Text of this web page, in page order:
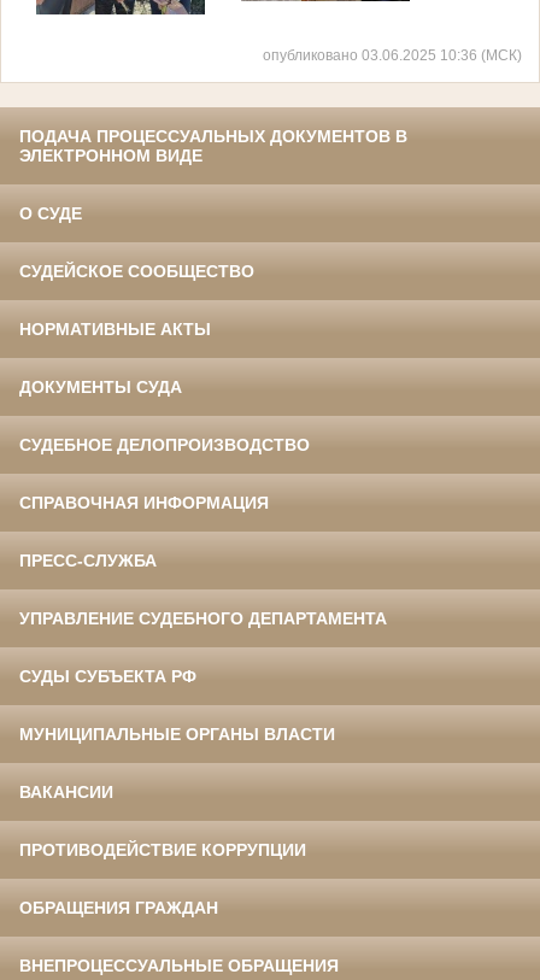
опубликовано 03.06.2025 10:36 (МСК)
ПОДАЧА ПРОЦЕССУАЛЬНЫХ ДОКУМЕНТОВ В
ЭЛЕКТРОННОМ ВИДЕ
О СУДЕ
СУДЕЙСКОЕ СООБЩЕСТВО
НОРМАТИВНЫЕ АКТЫ
ДОКУМЕНТЫ СУДА
СУДЕБНОЕ ДЕЛОПРОИЗВОДСТВО
СПРАВОЧНАЯ ИНФОРМАЦИЯ
ПРЕСС-СЛУЖБА
УПРАВЛЕНИЕ СУДЕБНОГО ДЕПАРТАМЕНТА
СУДЫ СУБЪЕКТА РФ
МУНИЦИПАЛЬНЫЕ ОРГАНЫ ВЛАСТИ
ВАКАНСИИ
ПРОТИВОДЕЙСТВИЕ КОРРУПЦИИ
ОБРАЩЕНИЯ ГРАЖДАН
ВНЕПРОЦЕССУАЛЬНЫЕ ОБРАЩЕНИЯ